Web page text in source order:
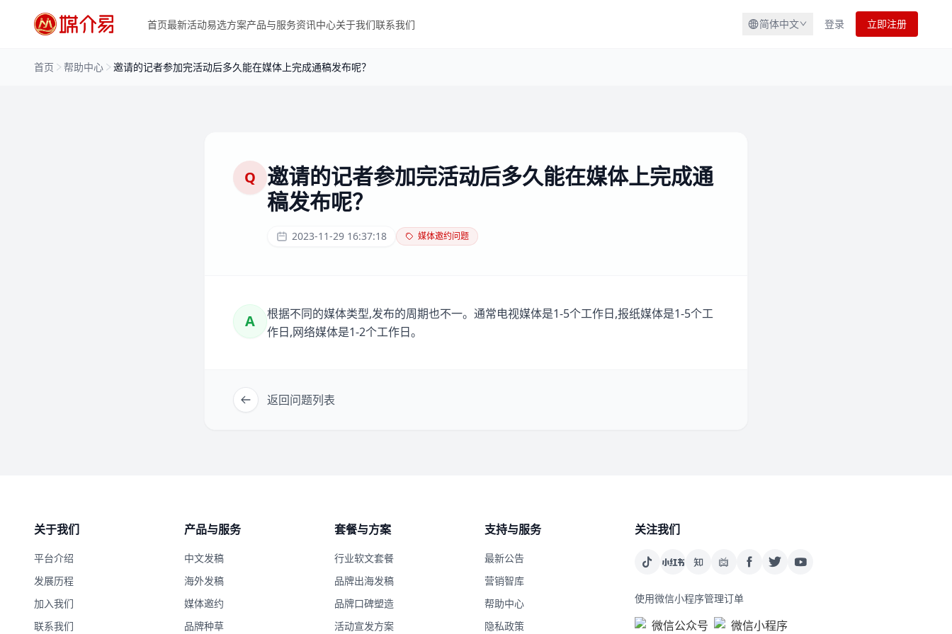
首页最新活动易选方案产品与服务资讯中心关于我们联系我们 简体中文 登录 立即注册
首页 帮助中心 邀请的记者参加完活动后多久能在媒体上完成通稿发布呢？
Q
邀请的记者参加完活动后多久能在媒体上完成通
稿发布呢？
2023-11-29 16:37:18 媒体邀约问题
A
根据不同的媒体类型,发布的周期也不一。通常电视媒体是1-5个工作日,报纸媒体是1-5个工
作日,网络媒体是1-2个工作日。
返回问题列表
关于我们
平台介绍
发展历程
加入我们
联系我们
产品与服务
中文发稿
海外发稿
媒体邀约
品牌种草
套餐与方案
行业软文套餐
品牌出海发稿
品牌口碑塑造
活动宣发方案
支持与服务
最新公告
营销智库
帮助中心
隐私政策
关注我们
使用微信小程序管理订单